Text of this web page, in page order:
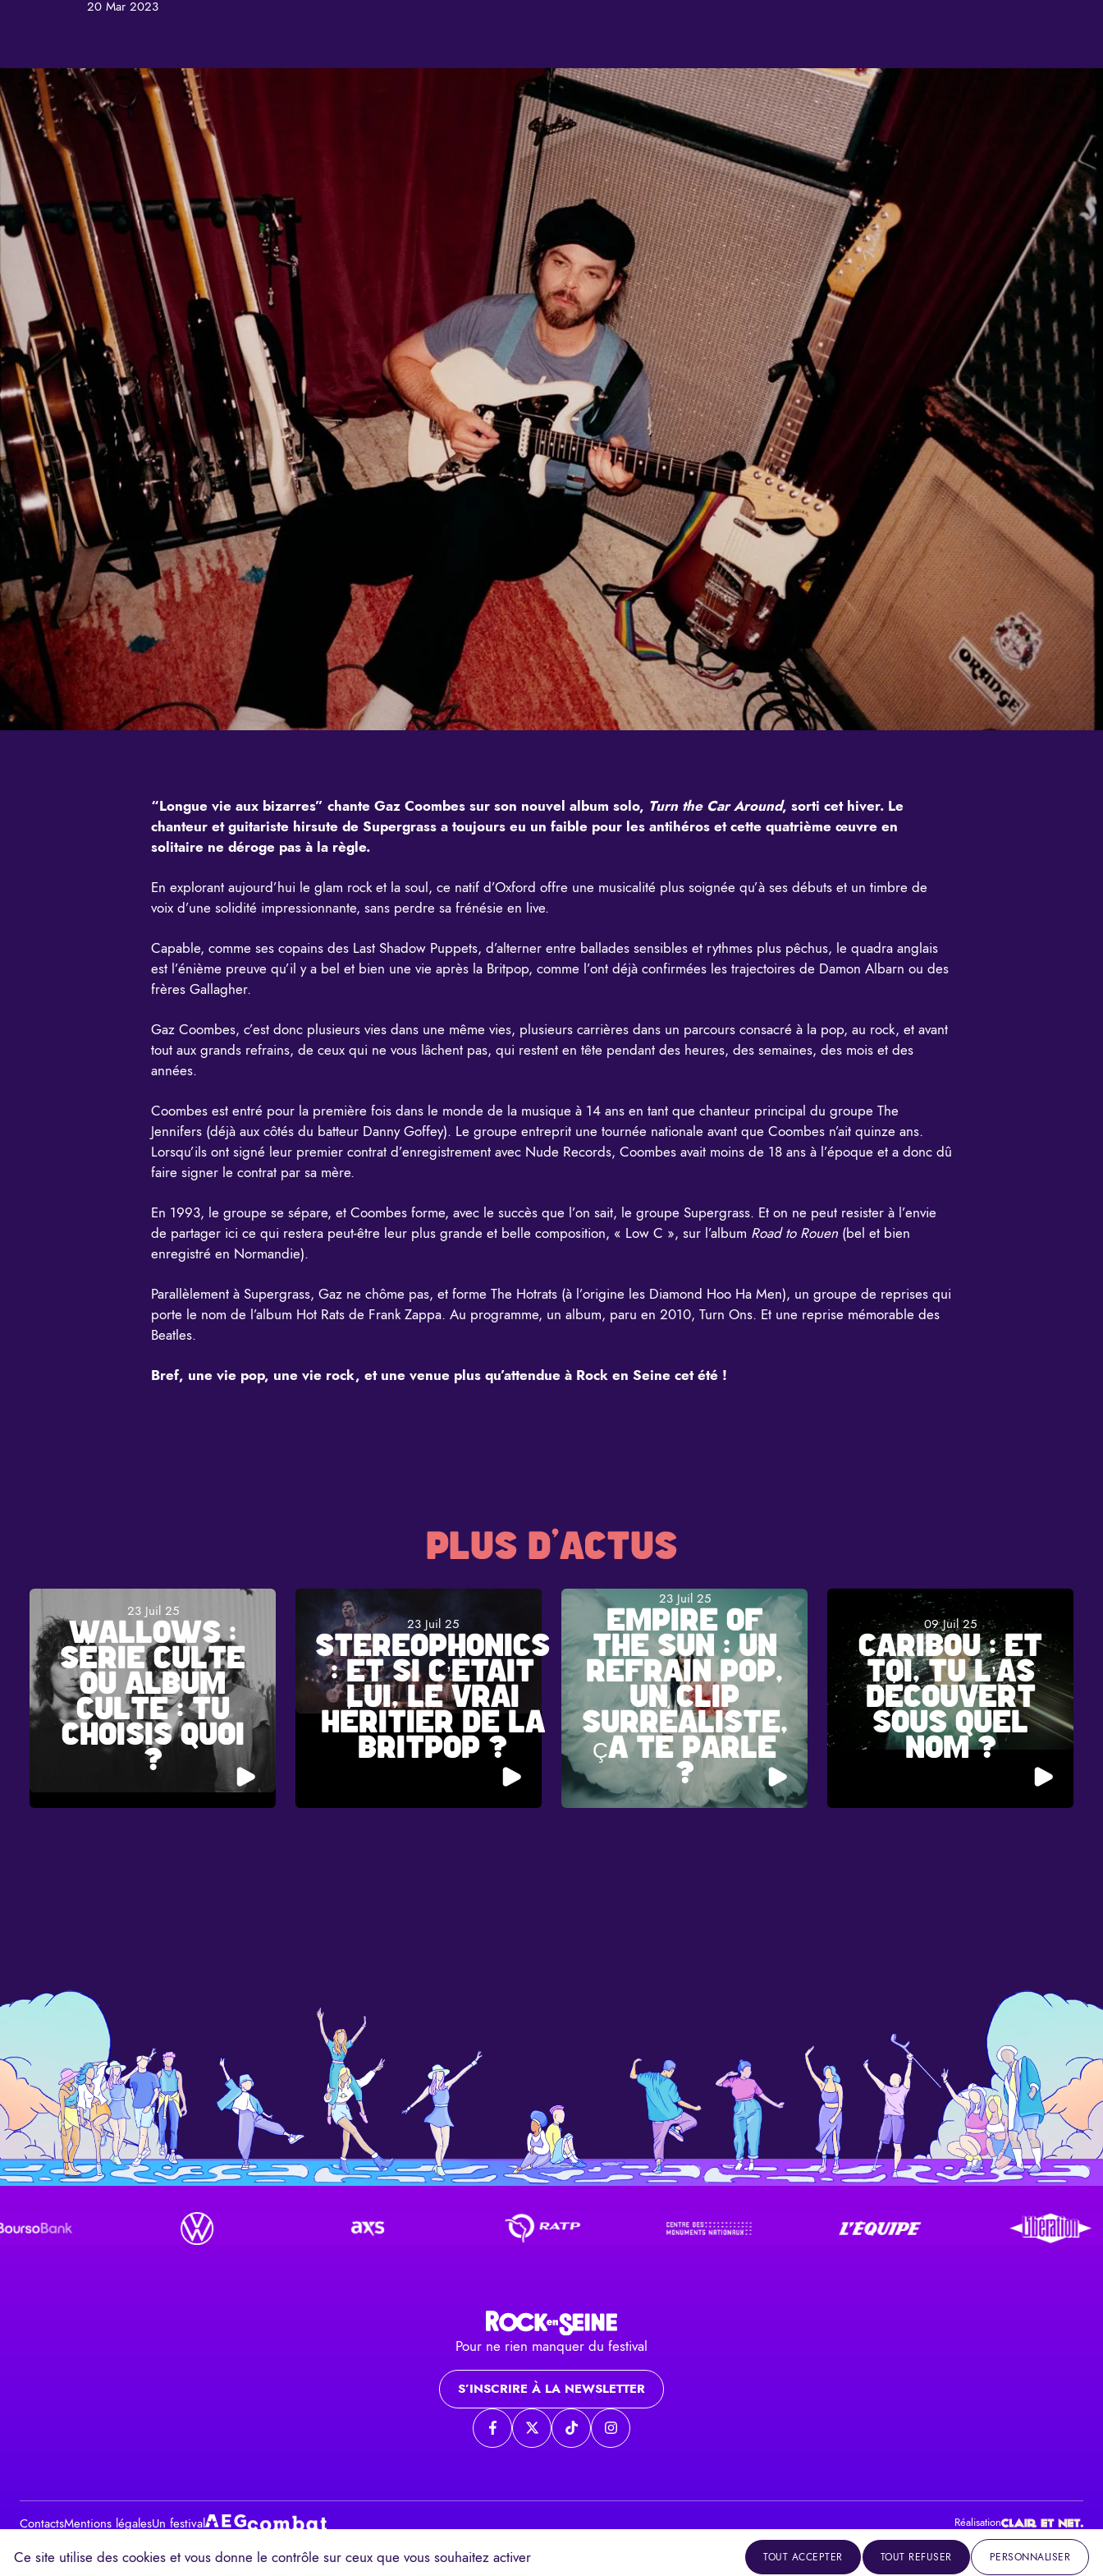
20 Mar 2023
“Longue vie aux bizarres” chante Gaz Coombes sur son nouvel album solo, Turn the Car Around, sorti cet hiver. Le
chanteur et guitariste hirsute de Supergrass a toujours eu un faible pour les antihéros et cette quatrième œuvre en
solitaire ne déroge pas à la règle.
En explorant aujourd’hui le glam rock et la soul, ce natif d’Oxford offre une musicalité plus soignée qu’à ses débuts et un timbre de
voix d’une solidité impressionnante, sans perdre sa frénésie en live.
Capable, comme ses copains des Last Shadow Puppets, d’alterner entre ballades sensibles et rythmes plus pêchus, le quadra anglais
est l’énième preuve qu’il y a bel et bien une vie après la Britpop, comme l’ont déjà confirmées les trajectoires de Damon Albarn ou des
frères Gallagher.
Gaz Coombes, c’est donc plusieurs vies dans une même vies, plusieurs carrières dans un parcours consacré à la pop, au rock, et avant
tout aux grands refrains, de ceux qui ne vous lâchent pas, qui restent en tête pendant des heures, des semaines, des mois et des
années.
Coombes est entré pour la première fois dans le monde de la musique à 14 ans en tant que chanteur principal du groupe The
Jennifers (déjà aux côtés du batteur Danny Goffey). Le groupe entreprit une tournée nationale avant que Coombes n’ait quinze ans.
Lorsqu’ils ont signé leur premier contrat d’enregistrement avec Nude Records, Coombes avait moins de 18 ans à l’époque et a donc dû
faire signer le contrat par sa mère.
En 1993, le groupe se sépare, et Coombes forme, avec le succès que l’on sait, le groupe Supergrass. Et on ne peut resister à l’envie
de partager ici ce qui restera peut-être leur plus grande et belle composition, « Low C », sur l’album Road to Rouen (bel et bien
enregistré en Normandie).
Parallèlement à Supergrass, Gaz ne chôme pas, et forme The Hotrats (à l’origine les Diamond Hoo Ha Men), un groupe de reprises qui
porte le nom de l’album Hot Rats de Frank Zappa. Au programme, un album, paru en 2010, Turn Ons. Et une reprise mémorable des
Beatles.
Bref, une vie pop, une vie rock, et une venue plus qu’attendue à Rock en Seine cet été !
PLUS D'ACTUS
23 Juil 25
WALLOWS :
SÉRIE CULTE
OU ALBUM
CULTE : TU
CHOISIS QUOI
?
23 Juil 25
STEREOPHONICS
: ET SI C’ÉTAIT
LUI, LE VRAI
HÉRITIER DE LA
BRITPOP ?
23 Juil 25
EMPIRE OF
THE SUN : UN
REFRAIN POP,
UN CLIP
SURRÉALISTE,
ÇA TE PARLE
?
09 Juil 25
CARIBOU : ET
TOI, TU L’AS
DÉCOUVERT
SOUS QUEL
NOM ?
Pour ne rien manquer du festival
S’INSCRIRE À LA NEWSLETTER
Page Facebook
Page twitterPage TikTokPage Instagram
ContactsMentions légalesUn festival Réalisation
Ce site utilise des cookies et vous donne le contrôle sur ceux que vous souhaitez activer TOUT ACCEPTER TOUT REFUSER PERSONNALISER